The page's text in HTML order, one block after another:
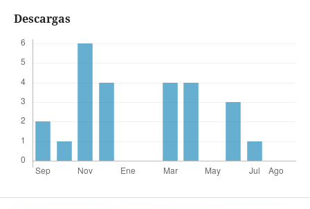
Descargas